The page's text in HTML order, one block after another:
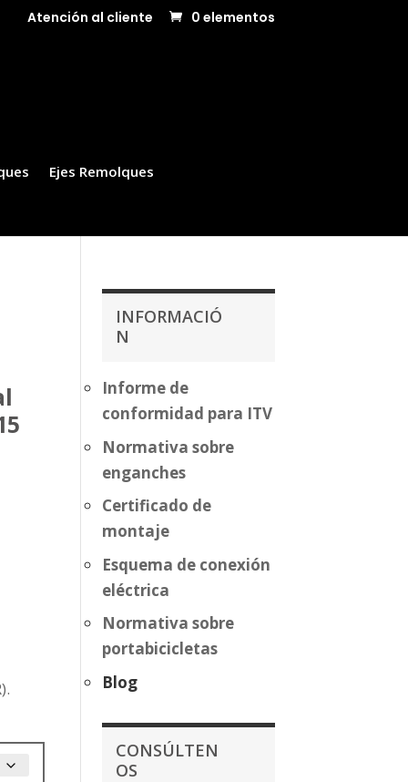
Atención al cliente 0 elementos
Ejes Remolques
INFORMACIÓ
N
Informe de
conformidad para ITV
Normativa sobre
enganches
Certificado de
montaje
Esquema de conexión
eléctrica
Normativa sobre
portabicicletas
Blog
CONSÚLTEN
OS